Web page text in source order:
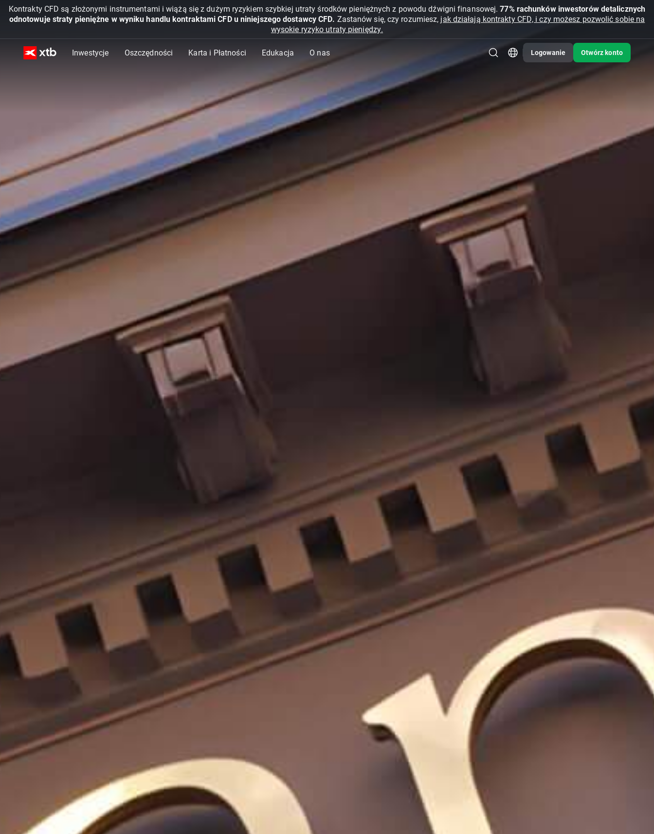
Kontrakty CFD są złożonymi instrumentami i wiążą się z dużym ryzykiem szybkiej utraty środków pieniężnych z powodu dźwigni finansowej.77% rachunków inwestorów detalicznych
odnotowuje straty pieniężne w wyniku handlu kontraktami CFD u niniejszego dostawcy CFD. Zastanów się, czy rozumiesz, jak działają kontrakty CFD, i czy możesz pozwolić sobie na
wysokie ryzyko utraty pieniędzy.
Inwestycje Oszczędności Karta i Płatności Edukacja O nas Logowanie Otwórz konto